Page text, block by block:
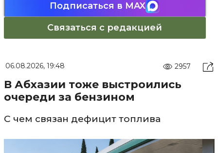
Подписаться в MAX
Связаться с редакцией
06.08.2026, 19:48 2957
В Абхазии тоже выстроились
очереди за бензином
С чем связан дефицит топлива